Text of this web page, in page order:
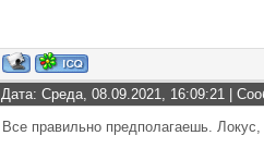
Дата: Среда, 08.09.2021, 16:09:21 |
Все правильно предполагаешь.